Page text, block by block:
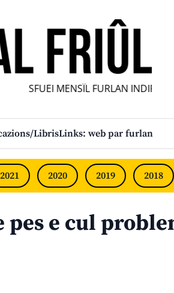
SFUEI MENSÎL FURLAN
LibrisLinks: web par furlan
2021 2020 2019 2018
e cul